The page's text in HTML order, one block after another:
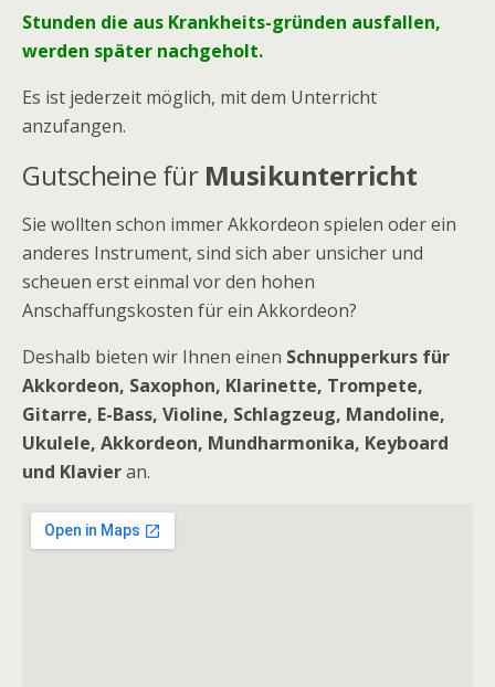
Stunden die aus Krankheits-gründen ausfallen,
werden später nachgeholt.
Es ist jederzeit möglich, mit dem Unterricht
anzufangen.
Gutscheine für Musikunterricht
Sie wollten schon immer Akkordeon spielen oder ein
anderes Instrument, sind sich aber unsicher und
scheuen erst einmal vor den hohen
Anschaffungskosten für ein Akkordeon?
Deshalb bieten wir Ihnen einen Schnupperkurs für
Akkordeon, Saxophon, Klarinette, Trompete,
Gitarre, E-Bass, Violine, Schlagzeug, Mandoline,
Ukulele, Akkordeon, Mundharmonika, Keyboard
und Klavieran.